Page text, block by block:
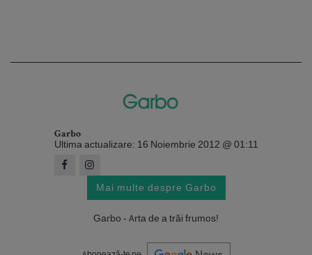
Garbo
Ultima actualizare: 16 Noiembrie 2012 @ 01:11
Mai multe despre Garbo
Garbo - Arta de a trăi frumos!